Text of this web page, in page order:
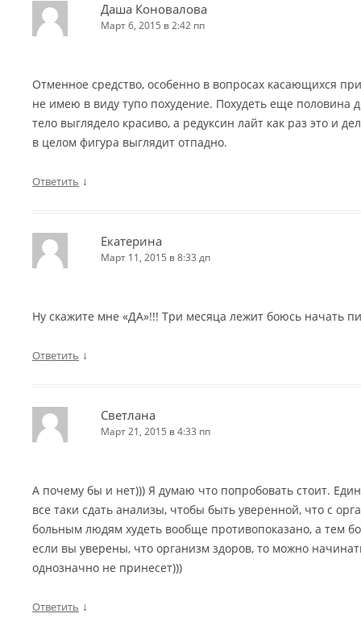
Даша Коновалова
Март 6, 2015 в 2:42 пп
Отменное средство, особенно в вопросах касающихся
не имею в виду тупо похудение. Похудеть еще половина
тело выглядело красиво, а редуксин лайт как раз это и
в целом фигура выглядит отпадно.
Ответить ↓
Екатерина
Март 11, 2015 в 8:33 дп
Ну скажите мне «ДА»!!! Три месяца лежит боюсь начать
Ответить ↓
Светлана
Март 21, 2015 в 4:33 пп
А почему бы и нет))) Я думаю что попробовать стоит.
все таки сдать анализы, чтобы быть уверенной, что с
больным людям худеть вообще противопоказано, а тем
если вы уверены, что организм здоров, то можно
однозначно не принесет)))
Ответить ↓